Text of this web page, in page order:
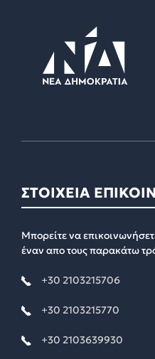
ΣΤΟΙΧΕΙΑ
Μπορείτε να
έναν απο τους παρακάτω
+30 2103215706
+30 2103215770
+30 2103639930